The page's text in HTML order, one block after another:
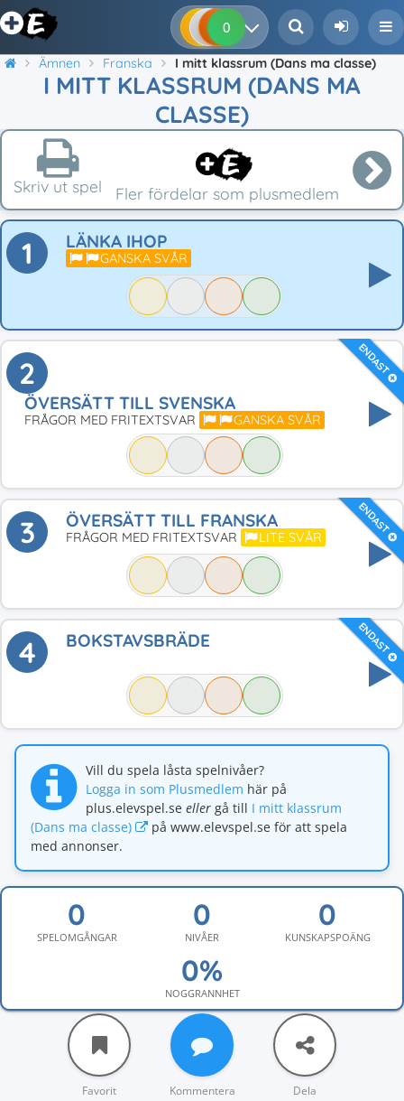
0 0 0
Ämnen Franska I mitt klassrum (Dans ma classe)
I MITT KLASSRUM (DANS MA
CLASSE)
Skriv ut spel Fler fördelar som plusmedlem
1 LÄNKA IHOP
GANSKA SVÅR
ENDAST
2
ÖVERSÄTT TILL SVENSKA
FRÅGOR MED FRITEXTSVAR GANSKA SVÅR
ENDAST
3 ÖVERSÄTT TILL FRANSKA
FRÅGOR MED FRITEXTSVAR LITE SVÅR
ENDAST
4 BOKSTAVSBRÄDE
Vill du spela låsta spelnivåer?
Logga in som Plusmedlem här på
plus.elevspel.se eller gå till I mitt klassrum
(Dans ma classe)
på www.elevspel.se för att spela
med annonser.
SPELOMGÅNGAR NIVÅER KUNSKAPSPOÄNG
NOGGRANNHET
Favorit Kommentera Dela